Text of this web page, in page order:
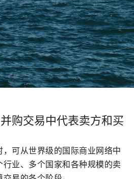
购交易中代表卖方和买
可从世界级的国际商业网络中
业、多个国家和各种规模的卖